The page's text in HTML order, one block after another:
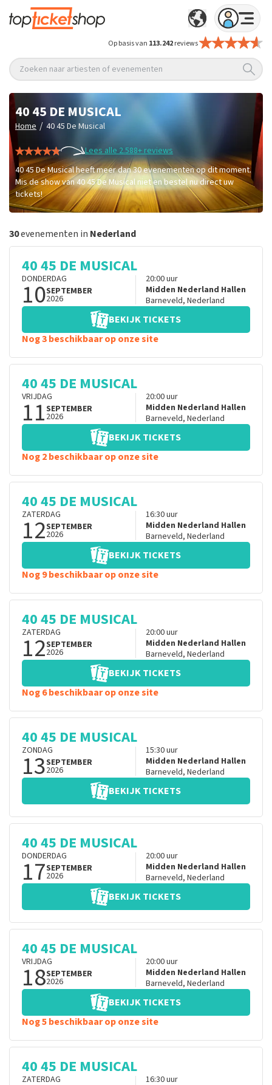
Op basis van 113.242reviews
Zoeken naar artiesten of evenementen
40 45 DE MUSICAL
Home / 40 45 De Musical
Lees alle 2.588+ reviews
40 45 De Musical heeft meer dan 30 evenementen op dit moment.
Mis de show van 40 45 De Musical niet en bestel nu direct uw
tickets!
30evenementen in Nederland
40 45 DE MUSICAL
DONDERDAG
10SEPTEMBER
2026
20:00uur
Midden Nederland Hallen
Barneveld, Nederland
BEKIJK TICKETS
Nog 3 beschikbaar op onze site
40 45 DE MUSICAL
VRIJDAG
11SEPTEMBER
2026
20:00uur
Midden Nederland Hallen
Barneveld, Nederland
BEKIJK TICKETS
Nog 2 beschikbaar op onze site
40 45 DE MUSICAL
ZATERDAG
12SEPTEMBER
2026
16:30uur
Midden Nederland Hallen
Barneveld, Nederland
BEKIJK TICKETS
Nog 9 beschikbaar op onze site
40 45 DE MUSICAL
ZATERDAG
12SEPTEMBER
2026
20:00uur
Midden Nederland Hallen
Barneveld, Nederland
BEKIJK TICKETS
Nog 6 beschikbaar op onze site
40 45 DE MUSICAL
ZONDAG
13SEPTEMBER
2026
15:30uur
Midden Nederland Hallen
Barneveld, Nederland
BEKIJK TICKETS
40 45 DE MUSICAL
DONDERDAG
17SEPTEMBER
2026
20:00uur
Midden Nederland Hallen
Barneveld, Nederland
BEKIJK TICKETS
40 45 DE MUSICAL
VRIJDAG
18SEPTEMBER
2026
20:00uur
Midden Nederland Hallen
Barneveld, Nederland
BEKIJK TICKETS
Nog 5 beschikbaar op onze site
40 45 DE MUSICAL
ZATERDAG 16:30uur